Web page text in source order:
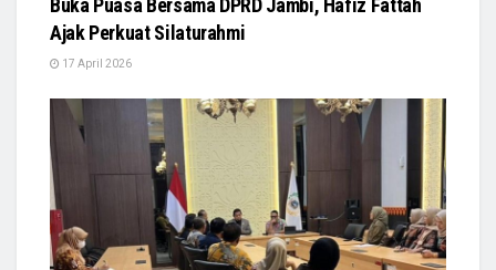
Buka Puasa Bersama DPRD Jambi, Hafiz Fattah
Ajak Perkuat Silaturahmi
17 April 2026